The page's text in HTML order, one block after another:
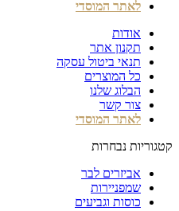
לאתר המוסדי
אודות
תקנון אתר
תנאי ביטול עסקה
כל המוצרים
הבלוג שלנו
צור קשר
לאתר המוסדי
קטגוריות נבחרות
אביזרים לבר
שמפניירות
כוסות וגביעים